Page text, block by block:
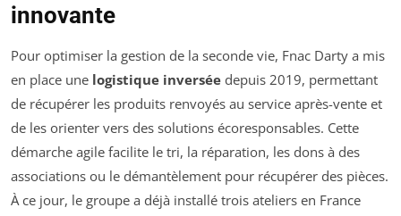
innovante
Pour optimiser la gestion de la seconde vie, Fnac Darty a mis
en place une logistique inversée depuis 2019, permettant
de récupérer les produits renvoyés au service après-vente et
de les orienter vers des solutions écoresponsables. Cette
démarche agile facilite le tri, la réparation, les dons à des
associations ou le démantèlement pour récupérer des pièces.
À ce jour, le groupe a déjà installé trois ateliers en France